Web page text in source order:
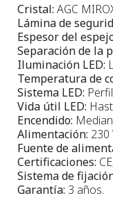
Cristal: AGC
Lámina de
Espesor del
Separación de la
Iluminación LED:
Temperatura de
Sistema LED:
Vida útil LED:
Encendido:
Alimentación: 230
Fuente de
Certificaciones:
Sistema de
Garantía: 3 años.